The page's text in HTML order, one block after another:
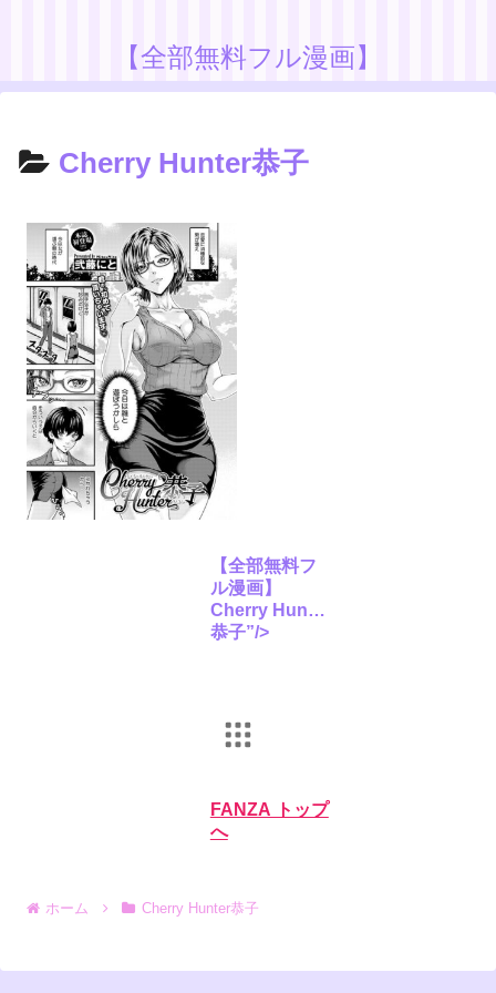
【全部無料フル漫画】
Cherry Hunter恭子
【全部無料フ
ル漫画】
Cherry Hunter
恭子”/>
FANZA トップ
へ
オンラインゲーム
ホーム Cherry Hunter恭子